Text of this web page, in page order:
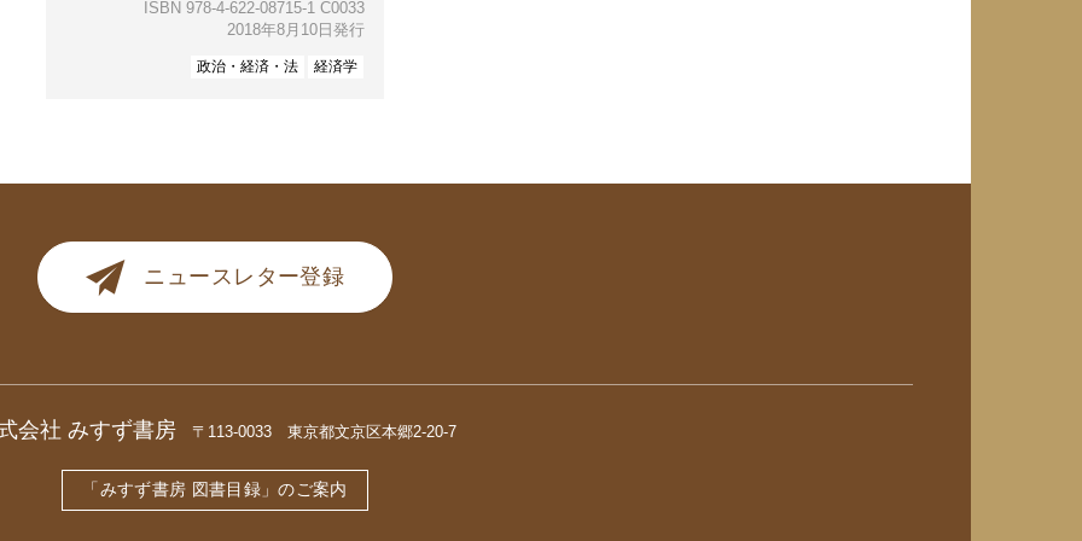
ISBN 978-4-622-08715-1 C0033
2018年8月10日発行
政治・経済・法 経済学
ニュースレター登録
会社 みすず書房 〒113-0033 東京都文京区本郷2-20-7
「みすず書房 図書目録」のご案内